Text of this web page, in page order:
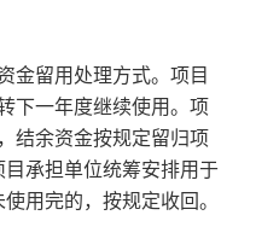
留用处理方式。项目
下一年度继续使用。项
结余资金按规定留归项
承担单位统筹安排用于
用完的，按规定收回。